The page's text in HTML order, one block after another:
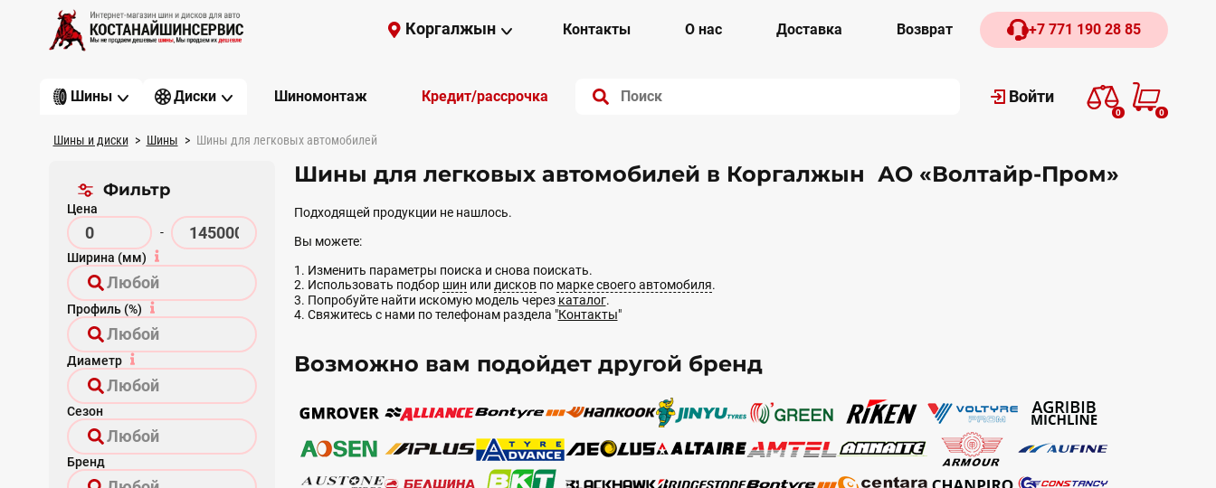
Коргалжын Контакты О нас Доставка Возврат +7 771 190 28 85
Шины Диски Шиномонтаж Кредит/рассрочка Войти
0 0
Шины и диски Шины Шины для легковых автомобилей
Фильтр
Цена
-
Ширина (мм)
Профиль (%)
Диаметр
Сезон
Бренд
Шины для легковых автомобилей в Коргалжын АО «Волтайр-Пром»
Подходящей продукции не нашлось.
Вы можете:
1. Изменить параметры поиска и снова поискать.
2. Использовать подбор шин или дисковпо марке своего автомобиля.
3. Попробуйте найти искомую модель через каталог.
4. Свяжитесь с нами по телефонам раздела "Контакты"
Возможно вам подойдет другой бренд